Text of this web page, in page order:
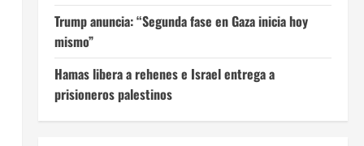
Trump anuncia: “Segunda fase en Gaza inicia hoy
mismo”
Hamas libera a rehenes e Israel entrega a
prisioneros palestinos